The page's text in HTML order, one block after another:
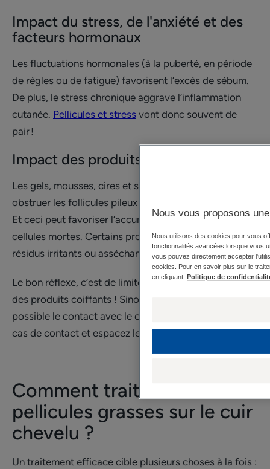
Impact du stress, de l'anxiété et des
facteurs hormonaux
Les fluctuations hormonales (à la puberté, en période
de règles ou de fatigue) favorisent l’excès de sébum.
De plus, le stress chronique aggrave l’inflammation
cutanée. Pellicules et stress vont donc souvent de
pair !
Impact des produits coiffants
Les gels, mousses, cires et sprays coiffants peuvent
obstruer les follicules pileux au niveau du cuir chevelu.
Et ceci peut favoriser l’accumulation de sébum et de
cellules mortes. Certains produits laissent aussi des
résidus irritants ou asséchants.
Le bon réflexe, c’est de limiter au maximum l’usage
des produits coiffants ! Sinon, évitez autant que
possible le contact avec le cuir chevelu, rincez bien en
cas de contact et espacez les applications.
Comment traiter les
pellicules grasses sur le cuir
chevelu ?
Un traitement efficace cible plusieurs choses à la fois :
Nous vous proposons
Nous utilisons des cookies pour vous
fonctionnalités avancées lorsque vous
vous pouvez directement accepter
cookies. Pour en savoir plus sur le
en cliquant: Politique de